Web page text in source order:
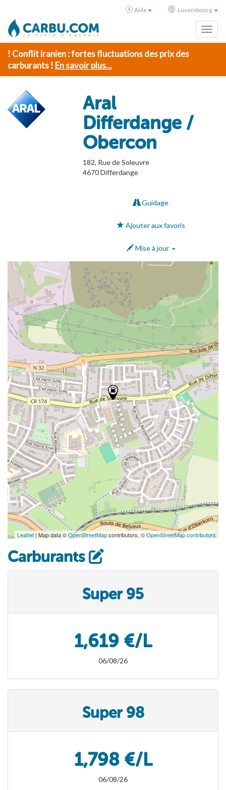
Aide Luxembourg
! Conflit iranien : fortes fluctuations des prix des
carburants ! En savoir plus...
Aral
Differdange /
Obercon
182, Rue de Soleuvre
4670Differdange
Guidage
Ajouter aux favoris
Mise à jour
Leaflet | Map data ©OpenStreetMapcontributors, ©OpenStreetMap contributors
Carburants
Super 95
1,619 €/L
06/08/26
Super 98
1,798 €/L
06/08/26